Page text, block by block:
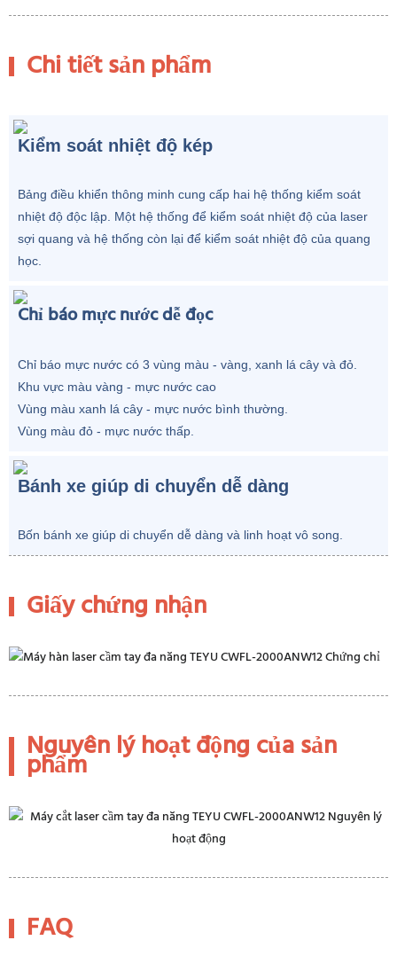
Chi tiết sản phẩm
Kiểm soát nhiệt độ kép
Bảng điều khiển thông minh cung cấp hai hệ thống kiểm soát
nhiệt độ độc lập. Một hệ thống để kiểm soát nhiệt độ của laser
sợi quang và hệ thống còn lại để kiểm soát nhiệt độ của quang
học.
Chỉ báo mực nước dễ đọc
Chỉ báo mực nước có 3 vùng màu - vàng, xanh lá cây và đỏ.
Khu vực màu vàng - mực nước cao
Vùng màu xanh lá cây - mực nước bình thường.
Vùng màu đỏ - mực nước thấp.
Bánh xe giúp di chuyển dễ dàng
Bốn bánh xe giúp di chuyển dễ dàng và linh hoạt vô song.
Giấy chứng nhận
Nguyên lý hoạt động của sản
phẩm
FAQ